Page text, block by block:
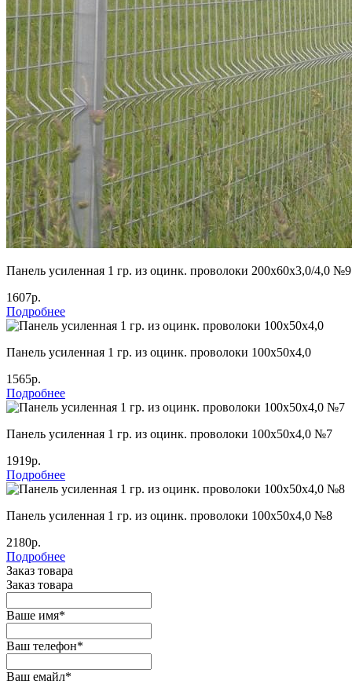
Панель усиленная 1 гр. из оцинк. проволоки 200х60х3,0/4,0 №9
1607р.
Подробнее
Панель усиленная 1 гр. из оцинк. проволоки 100х50х4,0
1565р.
Подробнее
Панель усиленная 1 гр. из оцинк. проволоки 100х50х4,0 №7
1919р.
Подробнее
Панель усиленная 1 гр. из оцинк. проволоки 100х50х4,0 №8
2180р.
Подробнее
Заказ товара
Заказ товара
Ваше имя*
Ваш телефон*
Ваш емайл*